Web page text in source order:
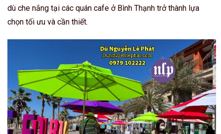
dù che nắng tại các quán cafe ở Bình Thạnh trở thành lựa
chọn tối ưu và cần thiết.